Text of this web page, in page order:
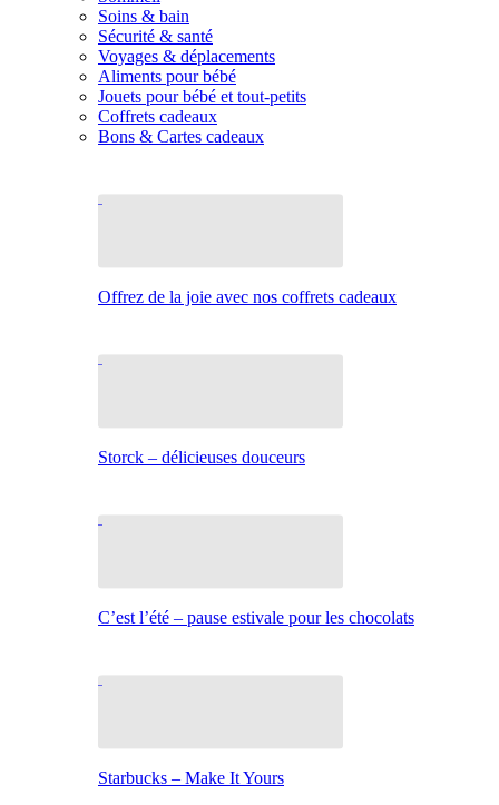
Soins & bain
Sécurité & santé
Voyages & déplacements
Aliments pour bébé
Jouets pour bébé et tout-petits
Coffrets cadeaux
Bons & Cartes cadeaux
Offrez de la joie avec nos coffrets cadeaux
Storck – délicieuses douceurs
C’est l’été – pause estivale pour les chocolats
Starbucks – Make It Yours